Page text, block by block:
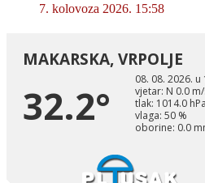
7. kolovoza 2026. 15:58